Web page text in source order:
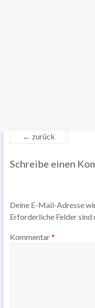
← zurück
Schreibe einen
Deine E-Mail-Adresse
Erforderliche Felder sind
Kommentar*